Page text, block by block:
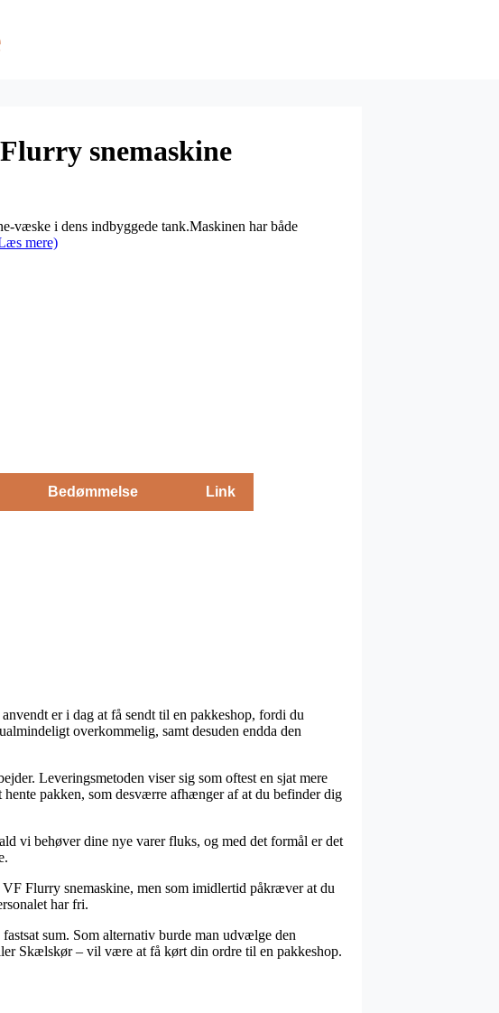
snemaskine
væske i dens indbyggede tank.Maskinen har både
mere)
Bedømmelse Link
er i dag at få sendt til en pakkeshop, fordi du
overkommelig, samt desuden endda den
Leveringsmetoden viser sig som oftest en sjat mere
pakken, som desværre afhænger af at du befinder dig
vi behøver dine nye varer fluks, og med det formål er det
Flurry snemaskine, men som imidlertid påkræver at du
har fri.
sum. Som alternativ burde man udvælge den
Skælskør – vil være at få kørt din ordre til en pakkeshop.